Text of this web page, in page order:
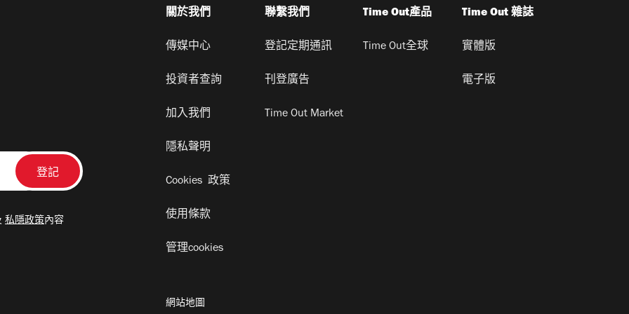
私隱政策內容
關於我們
傳媒中心
投資者查詢
加入我們
隱私聲明
Cookies 政策
使用條款
管理cookies
聯繫我們
登記定期通訊
刊登廣告
Time Out Market
Time Out產品
Time Out全球
Time Out 雜誌
實體版
電子版
網站地圖